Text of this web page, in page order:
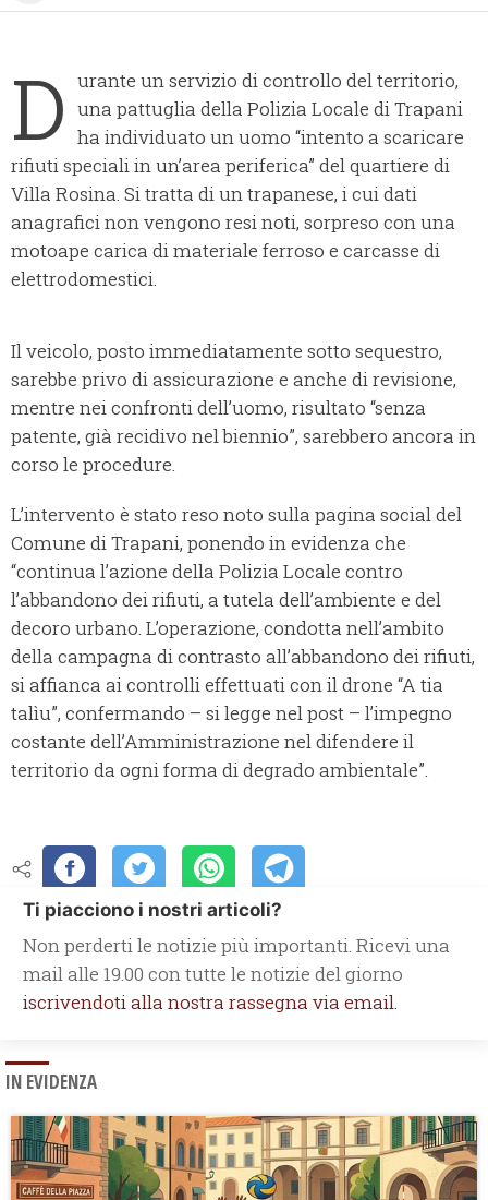
D urante un servizio di controllo del territorio,
una pattuglia della Polizia Locale di Trapani
ha individuato un uomo “intento a scaricare
rifiuti speciali in un’area periferica” del quartiere di
Villa Rosina. Si tratta di un trapanese, i cui dati
anagrafici non vengono resi noti, sorpreso con una
motoape carica di materiale ferroso e carcasse di
elettrodomestici.
Il veicolo, posto immediatamente sotto sequestro,
sarebbe privo di assicurazione e anche di revisione,
mentre nei confronti dell’uomo, risultato “senza
patente, già recidivo nel biennio”, sarebbero ancora in
corso le procedure.
L’intervento è stato reso noto sulla pagina social del
Comune di Trapani, ponendo in evidenza che
“continua l’azione della Polizia Locale contro
l’abbandono dei rifiuti, a tutela dell’ambiente e del
decoro urbano. L’operazione, condotta nell’ambito
della campagna di contrasto all’abbandono dei rifiuti,
si affianca ai controlli effettuati con il drone “A tia
talìu”, confermando – si legge nel post – l’impegno
costante dell’Amministrazione nel difendere il
territorio da ogni forma di degrado ambientale”.
Ti piacciono i nostri articoli?
Non perderti le notizie più importanti. Ricevi una
mail alle 19.00 con tutte le notizie del giorno
iscrivendoti alla nostra rassegna via email.
IN EVIDENZA